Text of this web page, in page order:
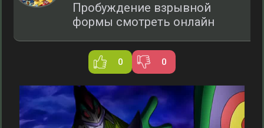
Пробуждение взрывной
формы смотреть онлайн
0 0